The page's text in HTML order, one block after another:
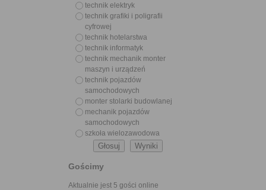
technik elektryk
technik grafiki i poligrafii
cyfrowej
technik hotelarstwa
technik informatyk
technik mechanik monter
maszyn i urządzeń
technik pojazdów
samochodowych
monter stolarki budowlanej
mechanik pojazdów
samochodowych
szkoła wielozawodowa
Gościmy
Aktualnie jest 5 gości online